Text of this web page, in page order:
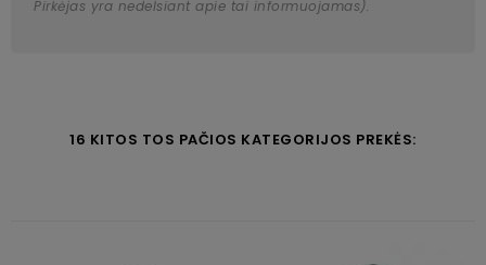
Pirkėjas yra nedelsiant apie tai informuojamas).
16 KITOS TOS PAČIOS KATEGORIJOS PREKĖS: